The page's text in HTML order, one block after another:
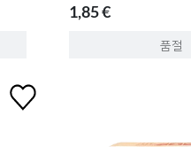
1,85 €
품절